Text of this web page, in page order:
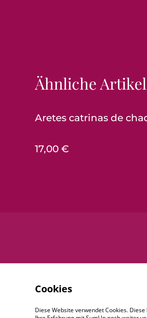
Ähnliche Artikel
Aretes catrinas de
17,00 €
Cookies
Diese Website verwendet Cookies.